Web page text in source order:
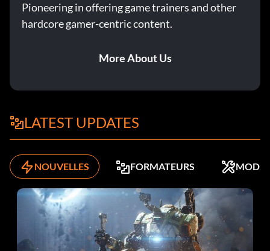
Pioneering in offering game trainers and other
hardcore gamer-centric content.
More About Us
LATEST UPDATES
NOUVELLES FORMATEURS MODS